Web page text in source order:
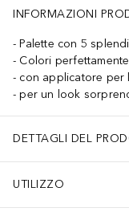
INFORMAZIONI
Palette con 5
Colori
con applicatore per
per un look
DETTAGLI DEL
UTILIZZO